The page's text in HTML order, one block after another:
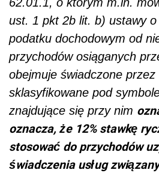
ust. 1 pkt 2b lit. b) ustawy o
podatku dochodowym od
przychodów osiąganych
obejmuje świadczone przez
sklasyfikowane pod
znajdujące się przy nim
oznacza, że 12% stawkę
stosować do przychodów
świadczenia usług